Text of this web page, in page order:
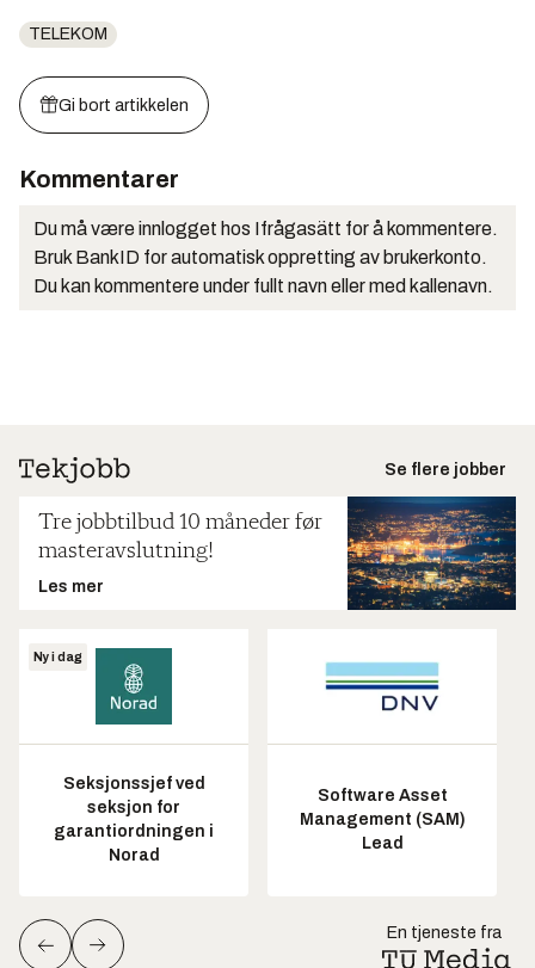
TELEKOM
Gi bort artikkelen
Kommentarer
Du må være innlogget hos Ifrågasätt for å kommentere.
Bruk BankID for automatisk oppretting av brukerkonto.
Du kan kommentere under fullt navn eller med kallenavn.
Se flere jobber
Tre jobbtilbud 10 måneder før
masteravslutning!
Les mer
Ny i dag
Seksjonssjef ved
seksjon for
garantiordningen i
Norad
Software Asset
Management (SAM)
Lead
En tjeneste fra